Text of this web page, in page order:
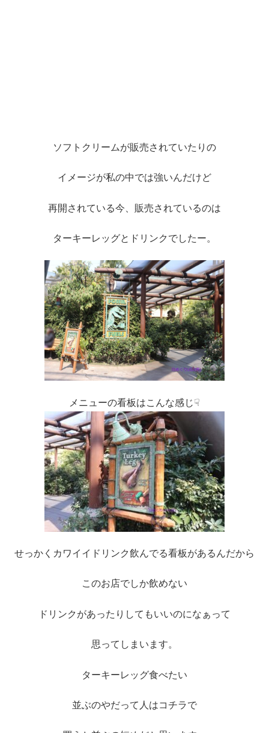
ソフトクリームが販売されていたりの
イメージが私の中では強いんだけど
再開されている今、販売されているのは
ターキーレッグとドリンクでしたー。
メニューの看板はこんな感じ☟
せっかくカワイイドリンク飲んでる看板があるんだから
このお店でしか飲めない
ドリンクがあったりしてもいいのになぁって
思ってしまいます。
ターキーレッグ食べたい
並ぶのやだって人はコチラで